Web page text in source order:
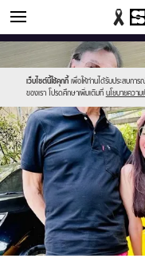
ข่าวบันเทิง
เว็บไซต์นี้ใช้คุกกี้ เพื่อให้ท่านได้รับประสบกา
ของเรา โปรดศึกษาเพิ่มเติมที่ นโยบายความ
//s.isanook.com/sr/0/
new-
sanook.png
//s.isanook.com/ns/0/ud/